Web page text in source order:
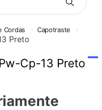
Cordas Capotraste
Preto
Cp-13 Preto